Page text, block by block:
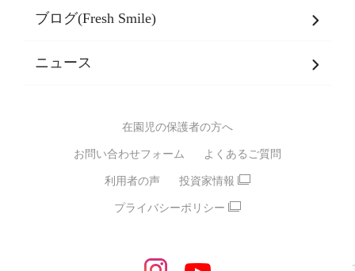
乳児期・幼児期・
バイリンガル保育園
スポーツ保育園
モンテッソーリ式保育園
STEAMS保育・学童
えいご
会社概要
SDGsについて
ブログ(Fresh Smile)
ニュース
在園児の保護者の方へ
お問い合わせフォーム よくあるご質問
利用者の声 投資家情報
プライバシーポリシー